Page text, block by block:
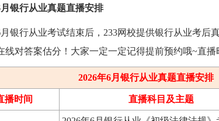
月银行从业真题直播安排
月银行从业考试结束后，233网校提供银行从业考后
线对答案估分！大家一定一定记得提前预约哦~直播
2026年6月银行从业真题直播安排
播时间 直播科目及主题